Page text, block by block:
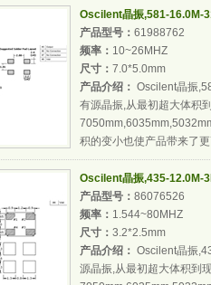
Oscilent晶振,581-16.0M-
产品型号： 61988762
频率： 10~26MHZ
尺寸： 7.0*5.0mm
产品介绍： Oscilent晶振
有源晶振,从最初超大体积
积的变小也使产品带来了
Oscilent晶振,435-12.0M-
产品型号： 86076526
频率： 1.544~80MHZ
尺寸： 3.2*2.5mm
产品介绍： Oscilent晶振
源晶振,从最初超大体积到